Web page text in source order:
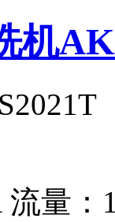
机
流量